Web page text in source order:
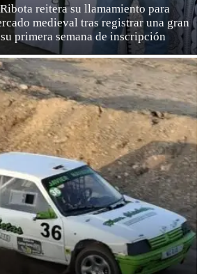
reitera su llamamiento para
medieval tras registrar una gran
primera semana de inscripción